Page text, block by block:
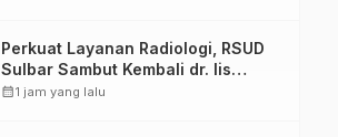
Perkuat Layanan Radiologi, RSUD
Sulbar Sambut Kembali dr. Iis
Imelda, Sp.Rad
calendar_month1 jam yang lalu